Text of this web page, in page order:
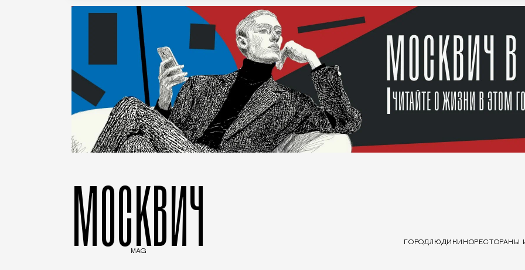
МОСКВИЧ
MAG
ГОРОДЛЮДИ КИНОРЕСТОРАНЫ